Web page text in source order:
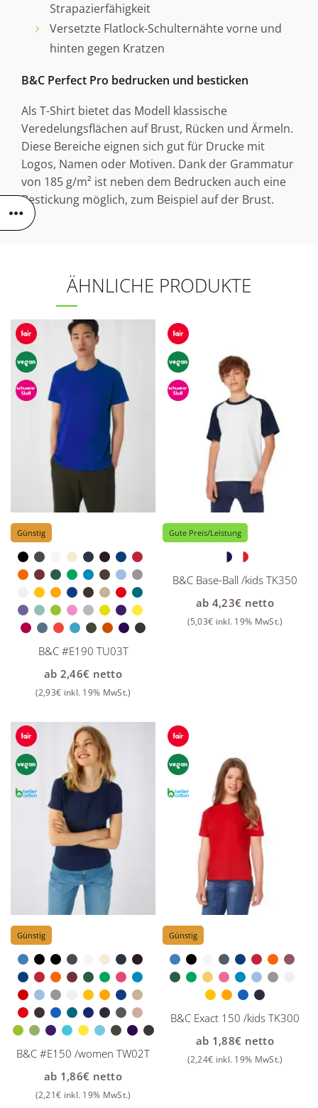
Strapazierfähigkeit
Versetzte Flatlock-Schulternähte vorne und
hinten gegen Kratzen
B&C Perfect Pro bedrucken und besticken
Als T-Shirt bietet das Modell klassische
Veredelungsflächen auf Brust, Rücken und Ärmeln.
Diese Bereiche eignen sich gut für Drucke mit
Logos, Namen oder Motiven. Dank der Grammatur
von 185 g/m² ist neben dem Bedrucken auch eine
Bestickung möglich, zum Beispiel auf der Brust.
ÄHNLICHE PRODUKTE
Günstig
B&C #E190 TU03T
ab 2,46€ netto
(2,93€ inkl. 19% MwSt.)
Gute Preis/Leistung
B&C Base-Ball /kids TK350
ab 4,23€ netto
(5,03€ inkl. 19% MwSt.)
Günstig
B&C #E150 /women TW02T
ab 1,86€ netto
(2,21€ inkl. 19% MwSt.)
Günstig
B&C Exact 150 /kids TK300
ab 1,88€ netto
(2,24€ inkl. 19% MwSt.)